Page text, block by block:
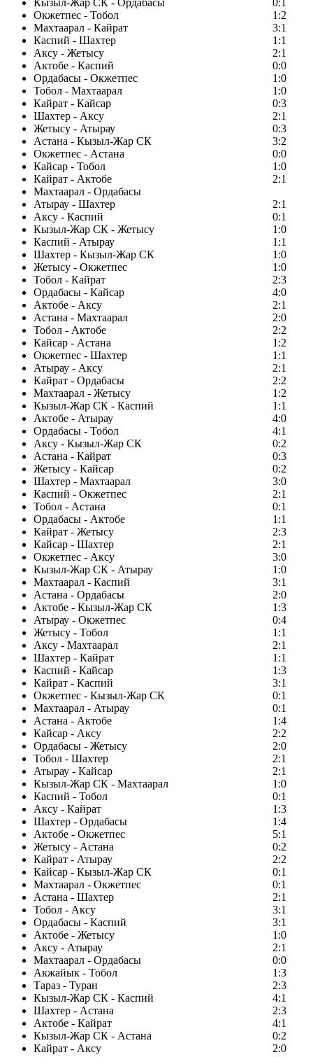
Кызыл-Жар СК - Ордабасы
0:1
Окжетпес - Тобол
1:2
Махтаарал - Кайрат
3:1
Каспий - Шахтер
1:1
Аксу - Жетысу
2:1
Актобе - Каспий
0:0
Ордабасы - Окжетпес
1:0
Тобол - Махтаарал
1:0
Кайрат - Кайсар
0:3
Шахтер - Аксу
2:1
Жетысу - Атырау
0:3
Астана - Кызыл-Жар СК
3:2
Окжетпес - Астана
0:0
Кайсар - Тобол
1:0
Кайрат - Актобе
2:1
Махтаарал - Ордабасы
Атырау - Шахтер
2:1
Аксу - Каспий
0:1
Кызыл-Жар СК - Жетысу
1:0
Каспий - Атырау
1:1
Шахтер - Кызыл-Жар СК
1:0
Жетысу - Окжетпес
1:0
Тобол - Кайрат
2:3
Ордабасы - Кайсар
4:0
Актобе - Аксу
2:1
Астана - Махтаарал
2:0
Тобол - Актобе
2:2
Кайсар - Астана
1:2
Окжетпес - Шахтер
1:1
Атырау - Аксу
2:1
Кайрат - Ордабасы
2:2
Махтаарал - Жетысу
1:2
Кызыл-Жар СК - Каспий
1:1
Актобе - Атырау
4:0
Ордабасы - Тобол
4:1
Аксу - Кызыл-Жар СК
0:2
Астана - Кайрат
0:3
Жетысу - Кайсар
0:2
Шахтер - Махтаарал
3:0
Каспий - Окжетпес
2:1
Тобол - Астана
0:1
Ордабасы - Актобе
1:1
Кайрат - Жетысу
2:3
Кайсар - Шахтер
2:1
Окжетпес - Аксу
3:0
Кызыл-Жар СК - Атырау
1:0
Махтаарал - Каспий
3:1
Астана - Ордабасы
2:0
Актобе - Кызыл-Жар СК
1:3
Атырау - Окжетпес
0:4
Жетысу - Тобол
1:1
Аксу - Махтаарал
2:1
Шахтер - Кайрат
1:1
Каспий - Кайсар
1:3
Кайрат - Каспий
3:1
Окжетпес - Кызыл-Жар СК
0:1
Махтаарал - Атырау
0:1
Астана - Актобе
1:4
Кайсар - Аксу
2:2
Ордабасы - Жетысу
2:0
Тобол - Шахтер
2:1
Атырау - Кайсар
2:1
Кызыл-Жар СК - Махтаарал
1:0
Каспий - Тобол
0:1
Аксу - Кайрат
1:3
Шахтер - Ордабасы
1:4
Актобе - Окжетпес
5:1
Жетысу - Астана
0:2
Кайрат - Атырау
2:2
Кайсар - Кызыл-Жар СК
0:1
Махтаарал - Окжетпес
0:1
Астана - Шахтер
2:1
Тобол - Аксу
3:1
Ордабасы - Каспий
3:1
Актобе - Жетысу
1:0
Аксу - Атырау
2:1
Махтаарал - Ордабасы
0:0
Акжайык - Тобол
1:3
Тараз - Туран
2:3
Кызыл-Жар СК - Каспий
4:1
Шахтер - Астана
2:3
Актобе - Кайрат
4:1
Кызыл-Жар СК - Астана
0:2
Кайрат - Аксу
2:0